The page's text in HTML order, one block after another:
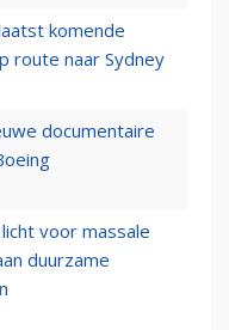
komende
route naar Sydney
documentaire
voor massale
duurzame